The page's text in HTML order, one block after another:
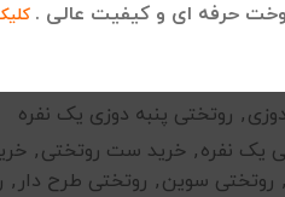
حرفه ای و کیفیت عالی .
, روتختی پنبه دوزی یک نفره
یک نفره, خرید ست روتختی,
, روتختی سوین, روتختی طرح دار ,